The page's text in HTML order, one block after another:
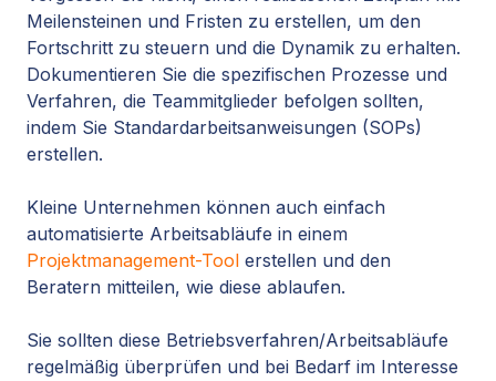
Meilensteinen und Fristen zu erstellen, um den
Fortschritt zu steuern und die Dynamik zu erhalten.
Dokumentieren Sie die spezifischen Prozesse und
Verfahren, die Teammitglieder befolgen sollten,
indem Sie Standardarbeitsanweisungen (SOPs)
erstellen.
Kleine Unternehmen können auch einfach
automatisierte Arbeitsabläufe in einem
Projektmanagement-Tool erstellen und den
Beratern mitteilen, wie diese ablaufen.
Sie sollten diese Betriebsverfahren/Arbeitsabläufe
regelmäßig überprüfen und bei Bedarf im Interesse